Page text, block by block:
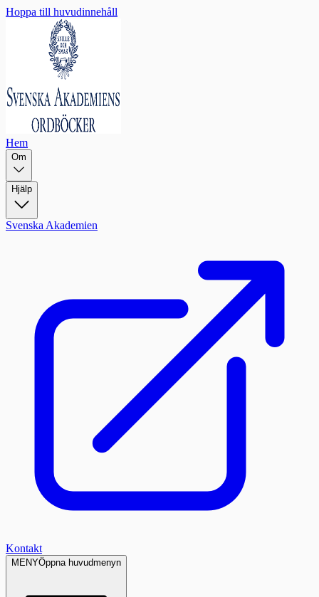
Hoppa till huvudinnehåll
Hem
Om
Hjälp
Svenska Akademien
Kontakt
MENYÖppna huvudmenyn